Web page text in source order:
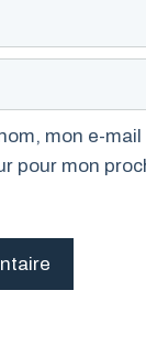
mon e-
pour mon